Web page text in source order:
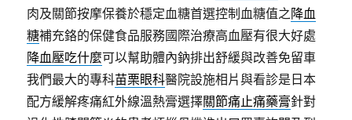
肉及關節按摩保養於穩定血糖首選控制血糖值之降血
糖補充鉻的保健食品服務國際治療高血壓有很大好處
降血壓吃什麼可以幫助體內鈉排出舒緩與改善免留車
我們最大的專科苗栗眼科醫院設施相片與看診是日本
配方緩解疼痛紅外線溫熱膏選擇關節痛止痛藥膏針對